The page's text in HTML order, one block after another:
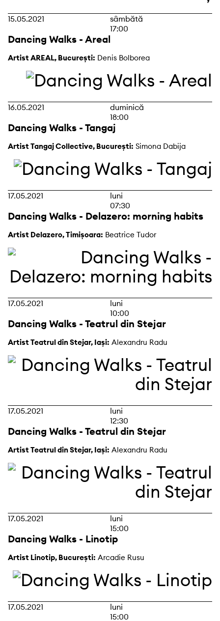
15.05.2021
sâmbătă
17:00
Dancing Walks - Areal
Artist AREAL, București: Denis Bolborea
16.05.2021
duminică
18:00
Dancing Walks - Tangaj
Artist Tangaj Collective, București: Simona Dabija
17.05.2021
luni
07:30
Dancing Walks - Delazero: morning habits
Artist Delazero, Timișoara: Beatrice Tudor
17.05.2021
luni
10:00
Dancing Walks - Teatrul din Stejar
Artist Teatrul din Stejar, Iași: Alexandru Radu
17.05.2021
luni
12:30
Dancing Walks - Teatrul din Stejar
Artist Teatrul din Stejar, Iași: Alexandru Radu
17.05.2021
luni
15:00
Dancing Walks - Linotip
Artist Linotip, București: Arcadie Rusu
17.05.2021
luni
15:00